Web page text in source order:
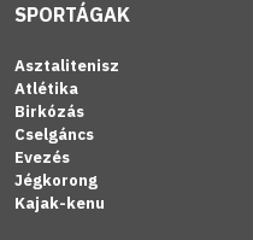
SPORTÁGAK
Asztalitenisz
Atlétika
Birkózás
Cselgáncs
Evezés
Jégkorong
Kajak-kenu